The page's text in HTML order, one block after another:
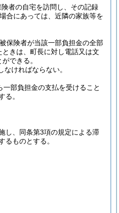
者の自宅を訪問し、その記録
合にあっては、近隣の家族等を
保険者が当該一部負担金の全部
きは、町長に対し電話又は文
できる。
なければならない。
部負担金の支払を受けること
る。
し、同条第3項の規定による滞
ものとする。